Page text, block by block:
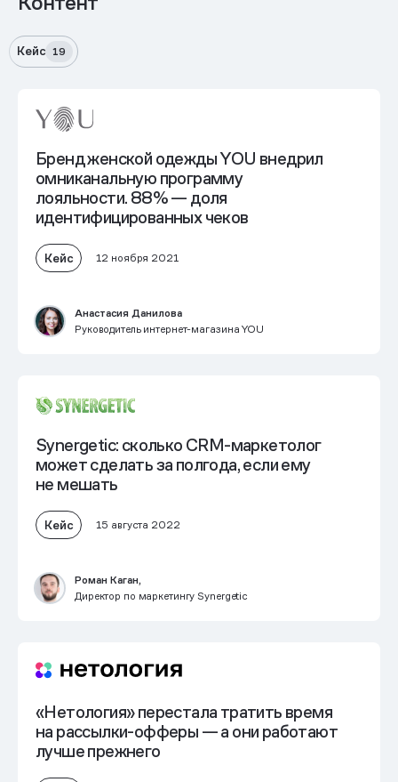
Кейс 19
Бренд женской одежды YOU внедрил
омниканальную программу
лояльности. 88% — доля
идентифицированных чеков
Кейс 12 ноября 2021
Анастасия Данилова
Руководитель интернет-магазина YOU
Synergetic: сколько CRM-маркетолог
может сделать за полгода, если ему
не мешать
Кейс 15 августа 2022
Роман Каган,
Директор по маркетингу Synergetic
«Нетология» перестала тратить время
на рассылки-офферы — а они работают
лучше прежнего